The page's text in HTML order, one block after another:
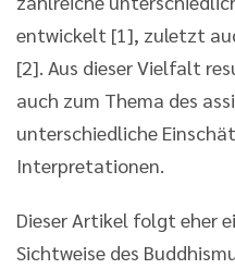
entwickelt [1], zuletzt
[2]. Aus dieser Vielfalt
auch zum Thema des
unterschiedliche
Interpretationen.
Dieser Artikel folgt eher
Sichtweise des